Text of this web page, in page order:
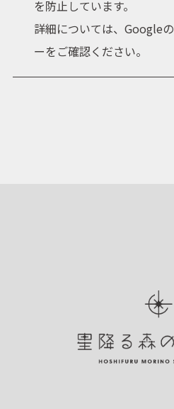
を防止しています。
詳細については、Googleの
ーをご確認ください。